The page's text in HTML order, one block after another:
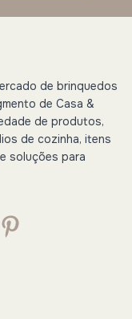
de brinquedos
de Casa &
de produtos,
de cozinha, itens
soluções para